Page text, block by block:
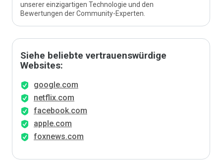
unserer einzigartigen Technologie und den
Bewertungen der Community-Experten.
Siehe beliebte vertrauenswürdige
Websites:
google.com
netflix.com
facebook.com
apple.com
foxnews.com